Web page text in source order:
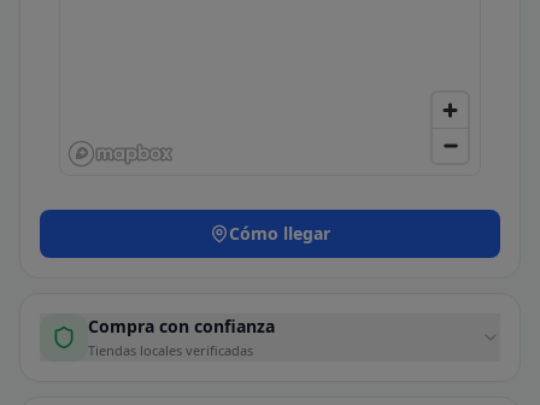
Cómo llegar
Compra con confianza
Tiendas locales verificadas